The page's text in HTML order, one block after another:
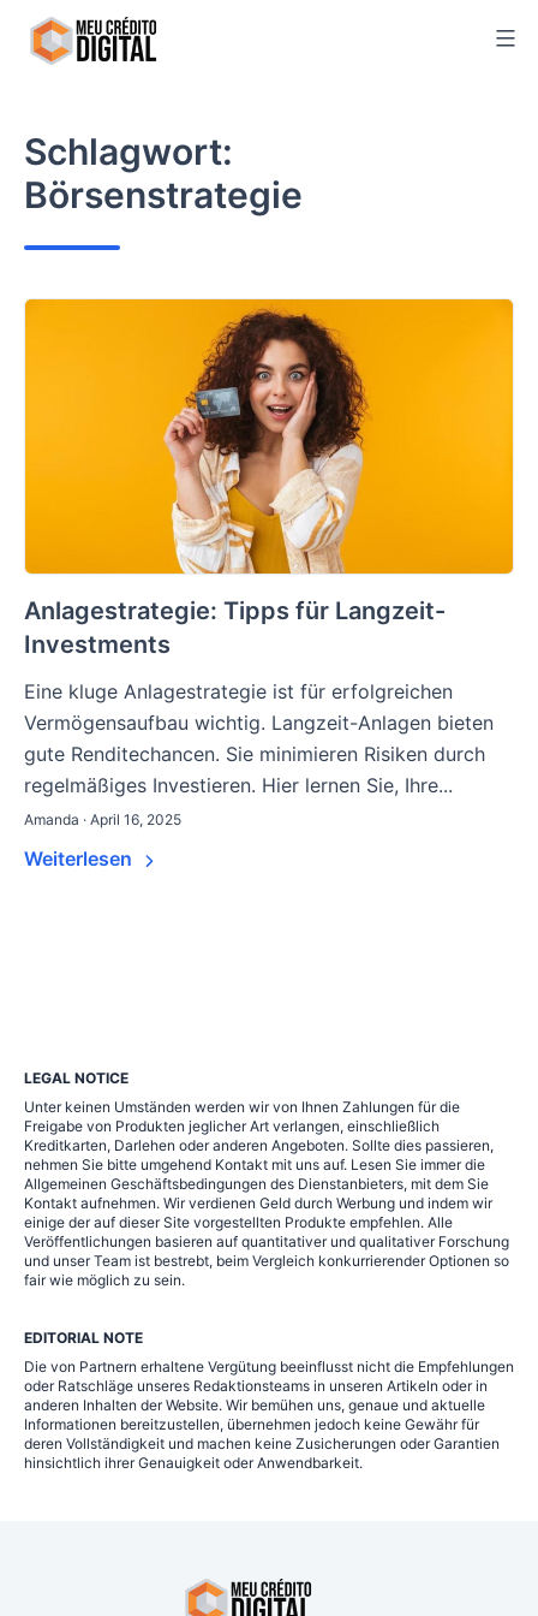
Skip
Schlagwort:
Börsenstrategie
Anlagestrategie: Tipps für Langzeit-
Investments
Eine kluge Anlagestrategie ist für erfolgreichen
Vermögensaufbau wichtig. Langzeit-Anlagen bieten
gute Renditechancen. Sie minimieren Risiken durch
regelmäßiges Investieren. Hier lernen Sie, Ihre...
Amanda · April 16, 2025
Weiterlesen
LEGAL NOTICE
Unter keinen Umständen werden wir von Ihnen Zahlungen für die
Freigabe von Produkten jeglicher Art verlangen, einschließlich
Kreditkarten, Darlehen oder anderen Angeboten. Sollte dies passieren,
nehmen Sie bitte umgehend Kontakt mit uns auf. Lesen Sie immer die
Allgemeinen Geschäftsbedingungen des Dienstanbieters, mit dem Sie
Kontakt aufnehmen. Wir verdienen Geld durch Werbung und indem wir
einige der auf dieser Site vorgestellten Produkte empfehlen. Alle
Veröffentlichungen basieren auf quantitativer und qualitativer Forschung
und unser Team ist bestrebt, beim Vergleich konkurrierender Optionen so
fair wie möglich zu sein.
EDITORIAL NOTE
Die von Partnern erhaltene Vergütung beeinflusst nicht die Empfehlungen
oder Ratschläge unseres Redaktionsteams in unseren Artikeln oder in
anderen Inhalten der Website. Wir bemühen uns, genaue und aktuelle
Informationen bereitzustellen, übernehmen jedoch keine Gewähr für
deren Vollständigkeit und machen keine Zusicherungen oder Garantien
hinsichtlich ihrer Genauigkeit oder Anwendbarkeit.